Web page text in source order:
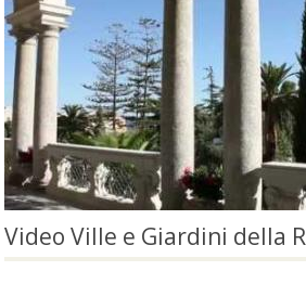
Video Ville e Giardini della